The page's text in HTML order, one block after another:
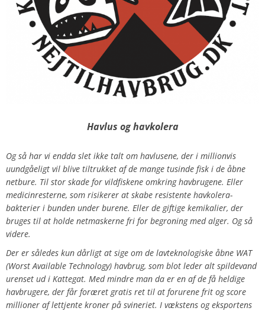
Havlus og havkolera
Og så har vi endda slet ikke talt om havlusene, der i millionvis
uundgåeligt vil blive tiltrukket af de mange tusinde fisk i de åbne
netbure. Til stor skade for vildfiskene omkring havbrugene. Eller
medicinresterne, som risikerer at skabe resistente havkolera-
bakterier i bunden under burene. Eller de giftige kemikalier, der
bruges til at holde netmaskerne fri for begroning med alger. Og så
videre.
Der er således kun dårligt at sige om de lavteknologiske åbne WAT
(Worst Available Technology) havbrug, som blot leder alt spildevand
urenset ud i Kattegat. Med mindre man da er en af de få heldige
havbrugere, der får foræret gratis ret til at forurene frit og score
millioner af lettjente kroner på svineriet. I vækstens og eksportens